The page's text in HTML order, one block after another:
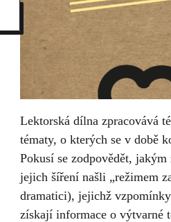
Lektorská dílna zpracovává
tématy, o kterých se v době
Pokusí se zodpovědět,
jejich šíření našli „režimem
dramatici), jejichž
získají informace o výtvarné